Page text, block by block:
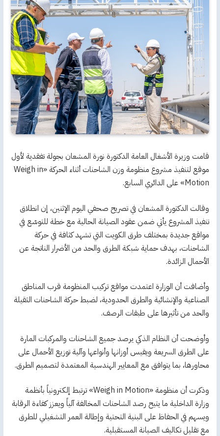
قامت وزيرة الأشغال العامة الدكتورة نورة المشعان بجولة تفقدية لأول
موقع لتنفيذ مشروع منظومة وزن الشاحنات أثناء الحركة «Weigh in
Motion» على الدائري السابع.
وقالت الدكتورة المشعان في تصريح صحفي اليوم الإثنين، إن انطلاق
تنفيذ المشروع يأتي ضمن عقود الصيانة الحالية مع خطة للتوسّع في
مواقع جديدة بمختلف طرق الكويت التي تشهد كثافة في حركة
الشاحنات، بهدف حماية شبكة الطرق والحد من الأضرار الناتجة عن
الأحمال الزائدة.
وأضافت أن الوزارة اعتمدت مواقع تركيب المنظومة قرب المناطق
الصناعية والإنشائية والطرق الحدودية، لضبط حركة الشاحنات الثقيلة
والحد من تأثيرها على طبقات الرصف.
وأوضحت أن النظام الذكي يرصد جميع الشاحنات والمركبات المارة
على الطرق السريعة ويقيس أوزانها وأنواعها وآلية توزيع الأحمال على
محاورها، بما يتوافق مع المعايير الهندسية المعتمدة لتصميم الطرق.
وذكرت أن منظومة «Weigh in Motion» ترتبط إلكترونياً بأنظمة
وزارة الداخلية ما يتيح رصد الشاحنات المخالفة آلياً ويعزز كفاءة الرقابة
ويسهم في الحفاظ على البنية التحتية وإطالة العمر التشغيلي للطرق
مع تقليل تكاليف الصيانة المستقبلية.